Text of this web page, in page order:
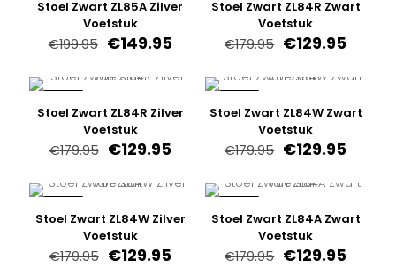
Stoel Zwart ZL85A Zilver
Voetstuk
€199.95 Oorspronkelijke
was:
€149.95Huidige
is:
€149.95.
Stoel Zwart ZL84R Zwart
Voetstuk
€179.95
was:
€129.95
is:
Stoel Zwart ZL84R Zilver
Voetstuk
€179.95 Oorspronkelijke
was:
€129.95Huidige
is:
€129.95.
Stoel Zwart ZL84W Zwart
Voetstuk
€179.95
was:
€129.95
is:
Stoel Zwart ZL84W Zilver
Voetstuk
€179.95 Oorspronkelijke
€129.95Huidige
Stoel Zwart ZL84A Zwart
Voetstuk
€179.95 €129.95